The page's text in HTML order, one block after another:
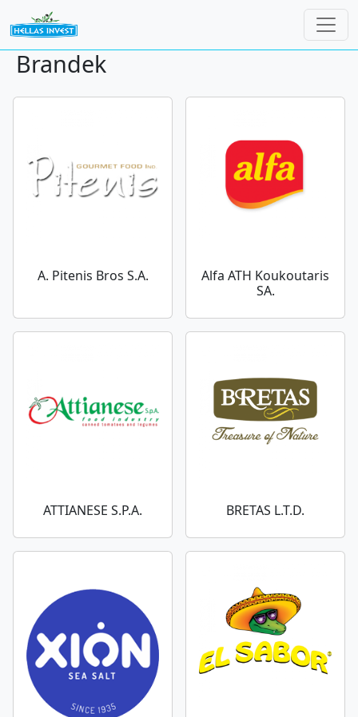
Ugrás a tartalomra
Brandek
A. Pitenis Bros S.A.
Alfa ATH Koukoutaris
SA.
ATTIANESE S.P.A. BRETAS L.T.D.